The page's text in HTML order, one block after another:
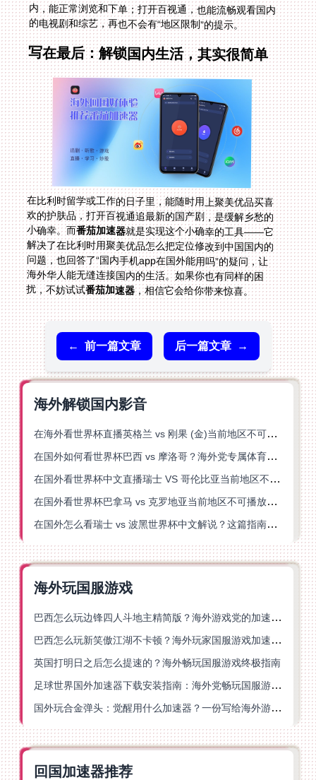
的电视剧和综艺，再也不会有“地区限制”的提示。
写在最后：解锁国内生活，其实很简单
在比利时留学或工作的日子里，能随时用上聚美优品买喜
欢的护肤品，打开百视通追最新的国产剧，是缓解乡愁的
小确幸。而番茄加速器就是实现这个小确幸的工具——它
解决了在比利时用聚美优品怎么把定位修改到中国国内的
问题，也回答了“国内手机app在国外能用吗”的疑问，让
海外华人能无缝连接国内的生活。如果你也有同样的困
扰，不妨试试番茄加速器，相信它会给你带来惊喜。
← 前一篇文章 后一篇文章 →
海外解锁国内影音
在海外看世界杯直播英格兰 vs 刚果 (金)当前地区不可播放？这篇指南帮你突破所有限制
在国外如何看世界杯巴西 vs 摩洛哥？海外党专属体育观赛指南来了
在国外看世界杯中文直播瑞士 VS 哥伦比亚当前地区不可播放？这篇指南帮你搞定
在国外看世界杯巴拿马 vs 克罗地亚当前地区不可播放？这篇指南帮你轻松解决海外体育直播难题
在国外怎么看瑞士 vs 波黑世界杯中文解说？这篇指南帮你搞定所有地区限制问题
海外玩国服游戏
巴西怎么玩边锋四人斗地主精简版？海外游戏党的加速器终极选择
巴西怎么玩新笑傲江湖不卡顿？海外玩家国服游戏加速终极指南（附猫和老鼠一梦江湖实测）
英国打明日之后怎么提速的？海外畅玩国服游戏终极指南
足球世界国外加速器下载安装指南：海外党畅玩国服游戏的终极解决方案
国外玩合金弹头：觉醒用什么加速器？一份写给海外游子的畅玩指南
回国加速器推荐